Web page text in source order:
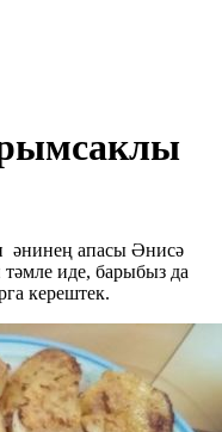
әнинең апасы Әнисә
иде, барыбыз да
керештек.